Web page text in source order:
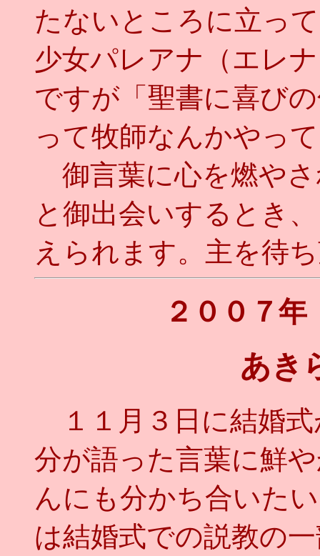
たないところに立っ
少女パレアナ（エレ
ですが「聖書に喜び
って牧師なんかやっ
御言葉に心を燃や
と御出会いするとき
えられます。主を待
２００７
あき
１１月３日に結婚
分が語った言葉に鮮
んにも分かち合いた
は結婚式での説教の